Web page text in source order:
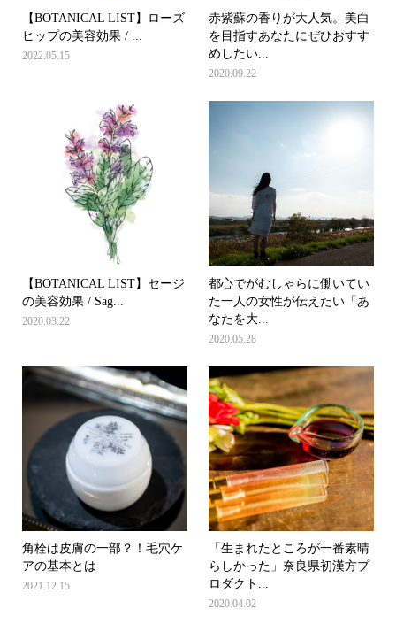
【BOTANICAL LIST】ローズ
ヒップの美容効果 / ...
2022.05.15
赤紫蘇の香りが大人気。美白
を目指すあなたにぜひおすす
めしたい...
2020.09.22
【BOTANICAL LIST】セージ
の美容効果 / Sag...
2020.03.22
都心でがむしゃらに働いてい
た一人の女性が伝えたい「あ
なたを大...
2020.05.28
角栓は皮膚の一部？！毛穴ケ
アの基本とは
2021.12.15
「生まれたところが一番素晴
らしかった」奈良県初漢方プ
ロダクト...
2020.04.02